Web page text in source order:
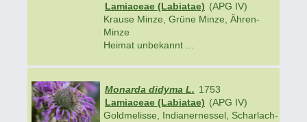
Lamiaceae (Labiatae) (APG IV)
Krause Minze, Grüne Minze, Ähren-
Minze
Heimat unbekannt ...
Monarda didyma L. 1753
Lamiaceae (Labiatae) (APG IV)
Goldmelisse, Indianernessel, Scharlach-